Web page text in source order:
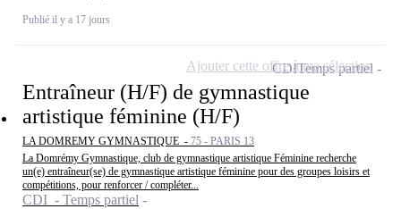
Publié il y a 17 jours
Entraîneur (H/F) de gymnastique
artistique féminine (H/F)
LA DOMREMY GYMNASTIQUE - 75 - PARIS 13
La Domrémy Gymnastique, club de gymnastique artistique Féminine recherche
un(e) entraîneur(se) de gymnastique artistique féminine pour des groupes loisirs et
compétitions, pour renforcer / compléter...
CDI - Temps partiel
CDITemps partiel
Ajouter cette offre à ma sélection